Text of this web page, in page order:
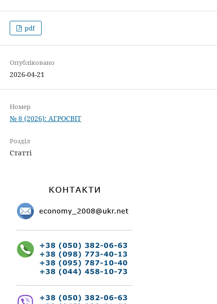
pdf
Опубліковано
2026-04-21
Номер
№ 8 (2026): АГРОСВІТ
Розділ
Статті